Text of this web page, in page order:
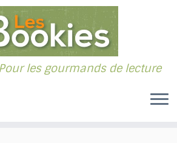
les gourmands de lecture